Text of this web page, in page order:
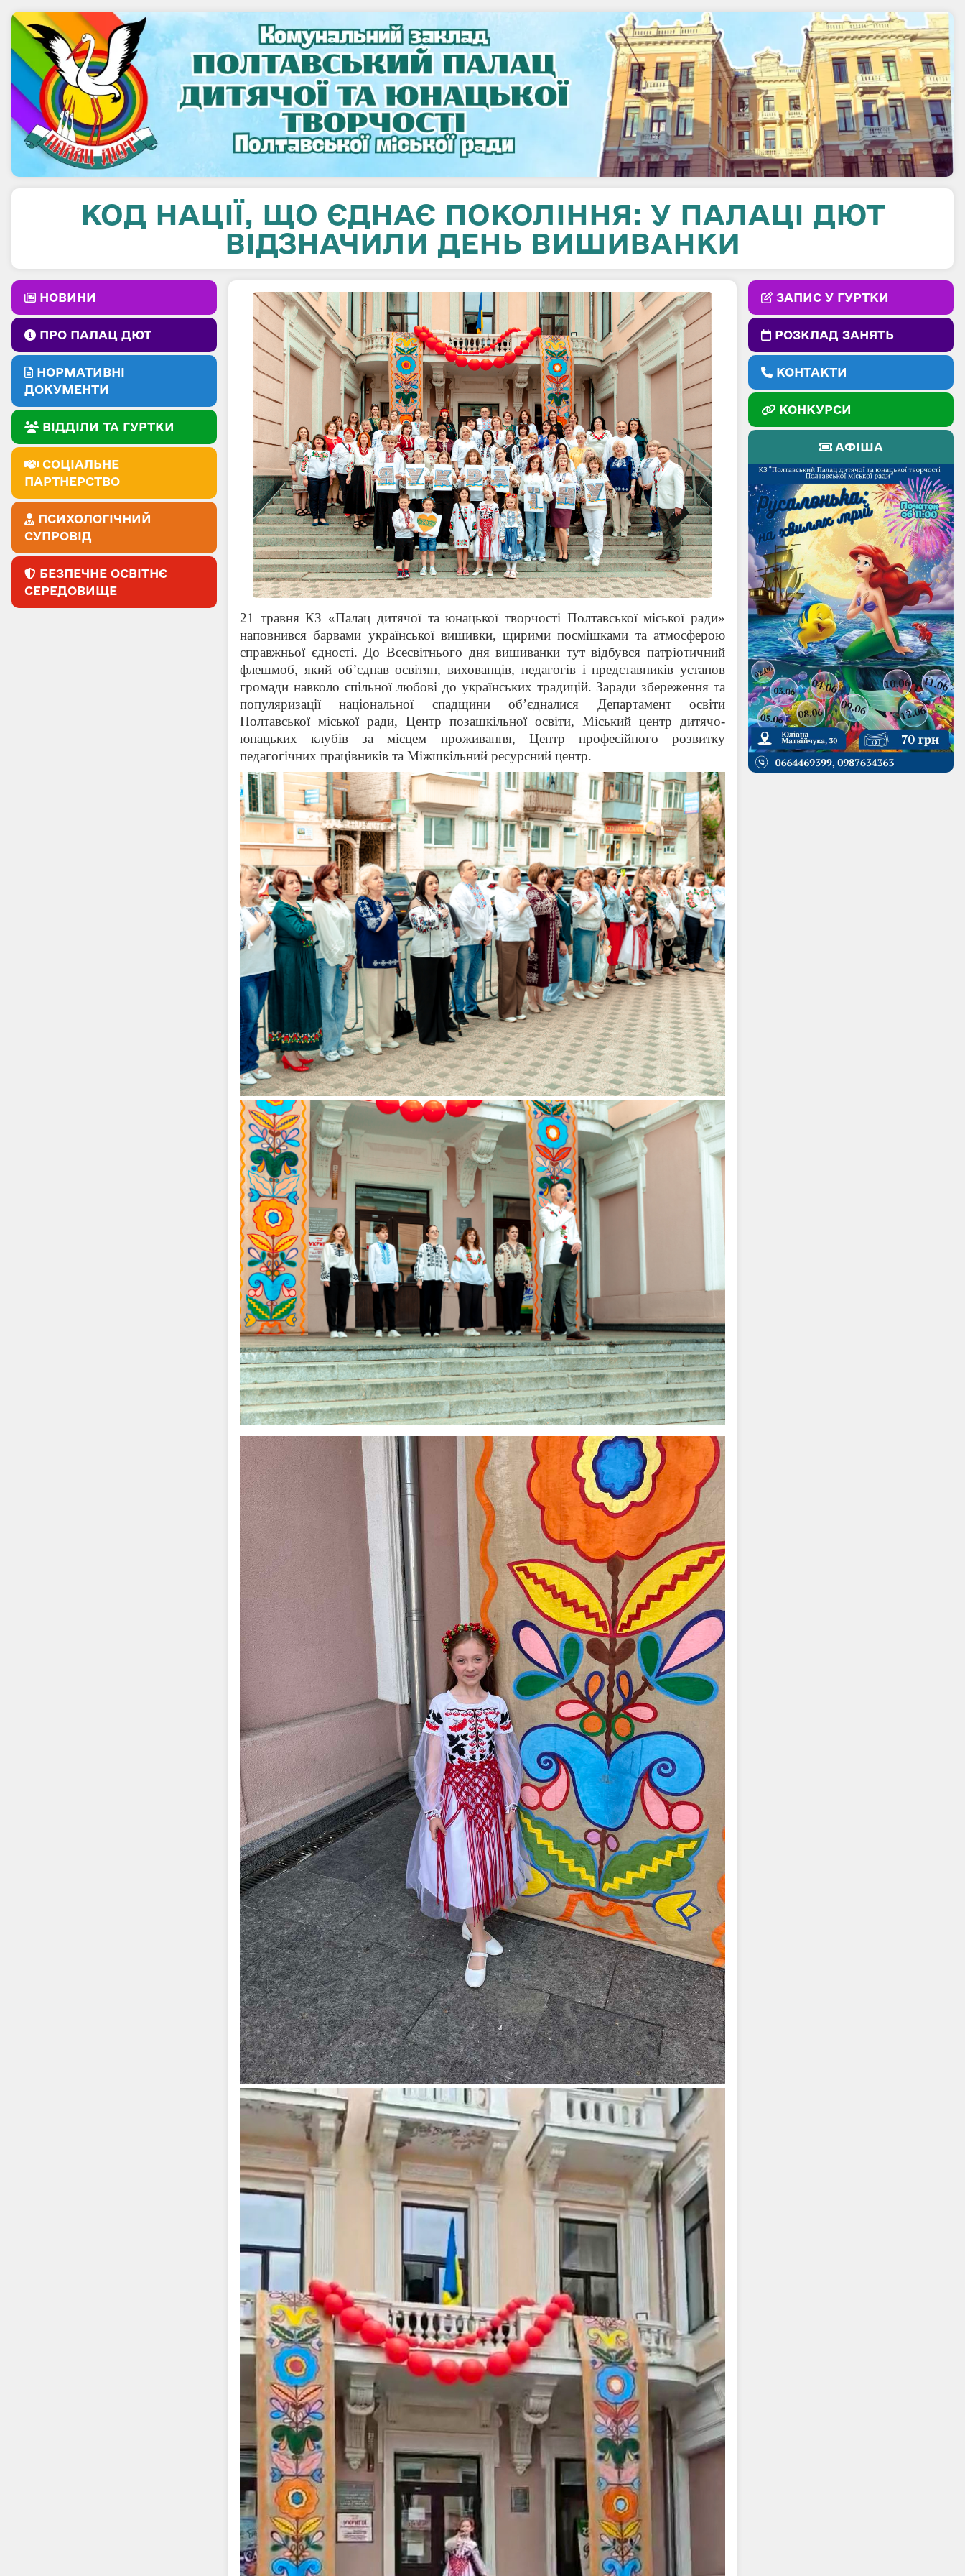
НОВИНИ
ПРО ПАЛАЦ ДЮТ
НОРМАТИВНІ
ДОКУМЕНТИ
ВІДДІЛИ ТА ГУРТКИ
СОЦІАЛЬНЕ
ПАРТНЕРСТВО
ПСИХОЛОГІЧНИЙ
СУПРОВІД
БЕЗПЕЧНЕ ОСВІТНЄ
СЕРЕДОВИЩЕ
ЗАПИС У ГУРТКИ
РОЗКЛАД ЗАНЯТЬ
КОНТАКТИ
КОНКУРСИ
АФІША
КОД НАЦІЇ, ЩО ЄДНАЄ ПОКОЛІННЯ: У ПАЛАЦІ ДЮТ
ВІДЗНАЧИЛИ ДЕНЬ ВИШИВАНКИ
21 травня КЗ «Палац дитячої та юнацької творчості Полтавської міської ради»
наповнився барвами української вишивки, щирими посмішками та атмосферою
справжньої єдності. До Всесвітнього дня вишиванки тут відбувся патріотичний
флешмоб, який об’єднав освітян, вихованців, педагогів і представників установ
громади навколо спільної любові до українських традицій. Заради збереження та
популяризації національної спадщини об’єдналися Департамент освіти
Полтавської міської ради, Центр позашкільної освіти, Міський центр дитячо-
юнацьких клубів за місцем проживання, Центр професійного розвитку
педагогічних працівників та Міжшкільний ресурсний центр.